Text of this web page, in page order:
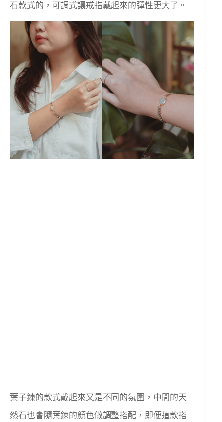
石款式的，可調式讓戒指戴起來的彈性更大了。
葉子鍊的款式戴起來又是不同的氛圍，中間的天
然石也會隨葉鍊的顏色做調整搭配，即便這款搭